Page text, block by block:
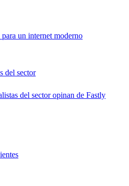
un internet moderno
del sector
del sector opinan de Fastly